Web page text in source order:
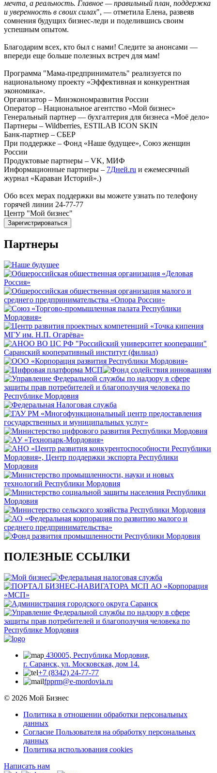
мечта, а реальность. Главное — правильный план, поддержка
и уверенность в своих силах", — отметила Елена, развеяв
сомнения будущих бизнес-леди и поделившись своим
успешным опытом.
Благодарим всех, кто был с нами! Следите за анонсами —
впереди еще больше полезных встреч для мам!
Программа "Мама-предприниматель" реализуется по
национальному проекту «Эффективная и конкурентная
экономика».
Организатор – Минэкономразвития России
Оператор – Национальное агентство «Мой бизнес»
Генеральный партнер — бухгалтерия для бизнеса «Моё дело»
Партнеры – Wildberries, ESTILAB ICON SKIN
Банк-партнер – СБЕР
При поддержке – Фонд «Наше будущее», Союз женщин
России
Продуктовые партнеры – VK, МИФ
Информационные партнеры – 7Дней.ru и ежемесячный
журнал «Караван Историй».)
Обо всех мерах поддержки вы можете узнать по телефону
горячей линии 24-77-77
Центр "Мой бизнес"
Зарегистрироваться
Партнеры
ПОЛЕЗНЫЕ ССЫЛКИ
430005, Республика Мордовия,
г. Саранск, ул. Московская, дом 14.
+7 (8342) 24-77-77
fpprm@e-mordovia.ru
© 2026 Мой Бизнес
Политика в отношении обработки персональных
данных
Согласие Пользователя на обработку персональных
данных
Политика использования cookies
Написать нам